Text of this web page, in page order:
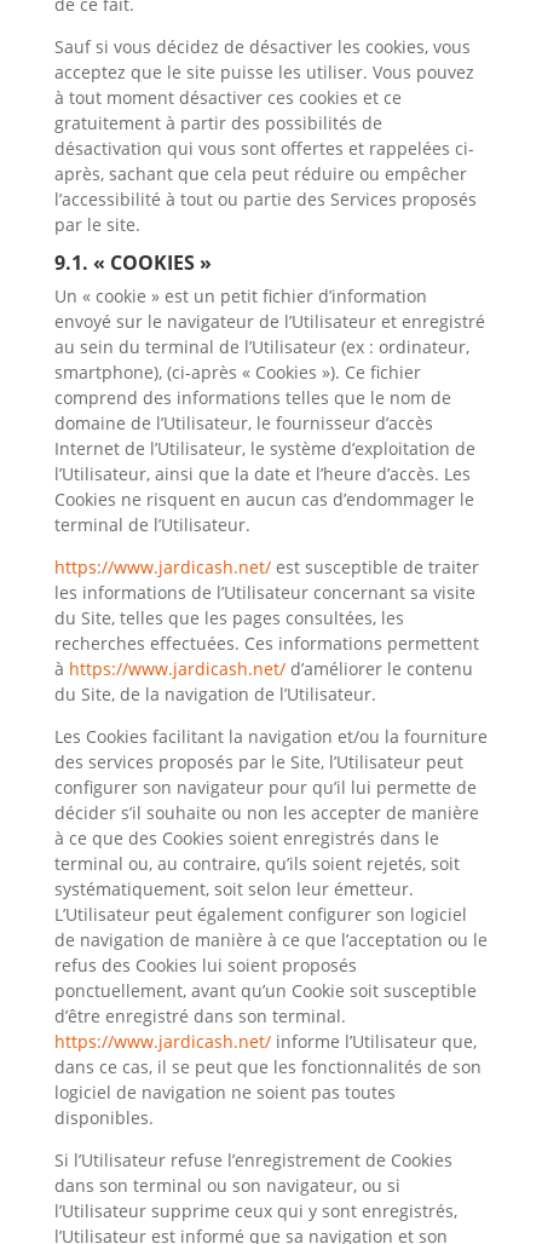
Sauf si vous décidez de désactiver les cookies, vous
acceptez que le site puisse les utiliser. Vous pouvez
à tout moment désactiver ces cookies et ce
gratuitement à partir des possibilités de
désactivation qui vous sont offertes et rappelées ci-
après, sachant que cela peut réduire ou empêcher
l’accessibilité à tout ou partie des Services proposés
par le site.
9.1. « COOKIES »
Un « cookie » est un petit fichier d’information
envoyé sur le navigateur de l’Utilisateur et enregistré
au sein du terminal de l’Utilisateur (ex : ordinateur,
smartphone), (ci-après « Cookies »). Ce fichier
comprend des informations telles que le nom de
domaine de l’Utilisateur, le fournisseur d’accès
Internet de l’Utilisateur, le système d’exploitation de
l’Utilisateur, ainsi que la date et l’heure d’accès. Les
Cookies ne risquent en aucun cas d’endommager le
terminal de l’Utilisateur.
https://www.jardicash.net/est susceptible de traiter
les informations de l’Utilisateur concernant sa visite
du Site, telles que les pages consultées, les
recherches effectuées. Ces informations permettent
à https://www.jardicash.net/d’améliorer le contenu
du Site, de la navigation de l’Utilisateur.
Les Cookies facilitant la navigation et/ou la fourniture
des services proposés par le Site, l’Utilisateur peut
configurer son navigateur pour qu’il lui permette de
décider s’il souhaite ou non les accepter de manière
à ce que des Cookies soient enregistrés dans le
terminal ou, au contraire, qu’ils soient rejetés, soit
systématiquement, soit selon leur émetteur.
L’Utilisateur peut également configurer son logiciel
de navigation de manière à ce que l’acceptation ou le
refus des Cookies lui soient proposés
ponctuellement, avant qu’un Cookie soit susceptible
d’être enregistré dans son terminal.
https://www.jardicash.net/informe l’Utilisateur que,
dans ce cas, il se peut que les fonctionnalités de son
logiciel de navigation ne soient pas toutes
disponibles.
Si l’Utilisateur refuse l’enregistrement de Cookies
dans son terminal ou son navigateur, ou si
l’Utilisateur supprime ceux qui y sont enregistrés,
l’Utilisateur est informé que sa navigation et son